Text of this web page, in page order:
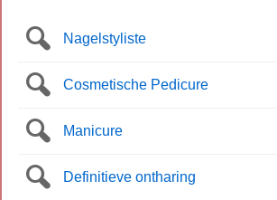
Nagelstyliste
Cosmetische Pedicure
Manicure
Definitieve ontharing